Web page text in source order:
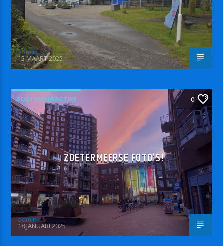
admin
15 MAART 2025
ZOETRMEERACTIEF 0
ZOETERMEERSE FOTO’S!
admin
18 JANUARI 2025